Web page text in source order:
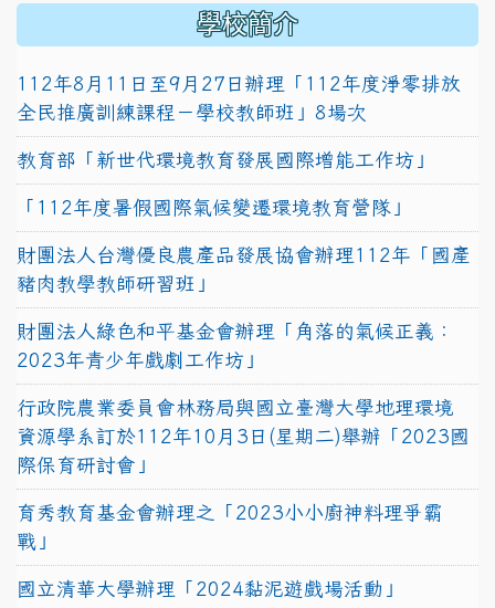
學校簡介
112年8月11日至9月27日辦理「112年度淨零排放
全民推廣訓練課程－學校教師班」8場次
教育部「新世代環境教育發展國際增能工作坊」
「112年度暑假國際氣候變遷環境教育營隊」
財團法人台灣優良農產品發展協會辦理112年「國產
豬肉教學教師研習班」
財團法人綠色和平基金會辦理「角落的氣候正義：
2023年青少年戲劇工作坊」
行政院農業委員會林務局與國立臺灣大學地理環境
資源學系訂於112年10月3日(星期二)舉辦「2023國
際保育研討會」
育秀教育基金會辦理之「2023小小廚神料理爭霸
戰」
國立清華大學辦理「2024黏泥遊戲場活動」